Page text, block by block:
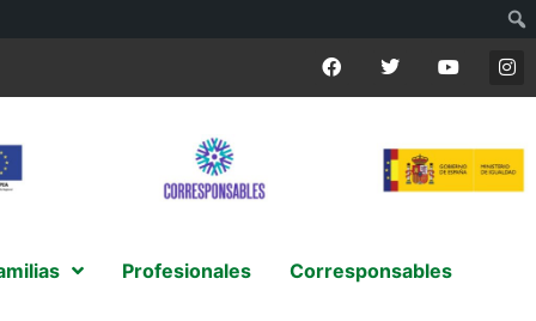
Profesionales Corresponsables